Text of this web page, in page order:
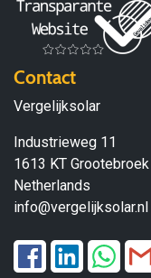
Contact
Vergelijksolar
Industrieweg 11
1613 KT Grootebroek
Netherlands
info@vergelijksolar.nl